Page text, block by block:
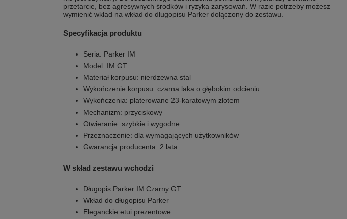
przetarcie, bez agresywnych środków i ryzyka zarysowań. W razie potrzeby możesz
wymienić wkład na wkład do długopisu Parker dołączony do zestawu.
Specyfikacja produktu
Seria: Parker IM
Model: IM GT
Materiał korpusu: nierdzewna stal
Wykończenie korpusu: czarna laka o głębokim odcieniu
Wykończenia: platerowane 23-karatowym złotem
Mechanizm: przyciskowy
Otwieranie: szybkie i wygodne
Przeznaczenie: dla wymagających użytkowników
Gwarancja producenta: 2 lata
W skład zestawu wchodzi
Długopis Parker IM Czarny GT
Wkład do długopisu Parker
Eleganckie etui prezentowe